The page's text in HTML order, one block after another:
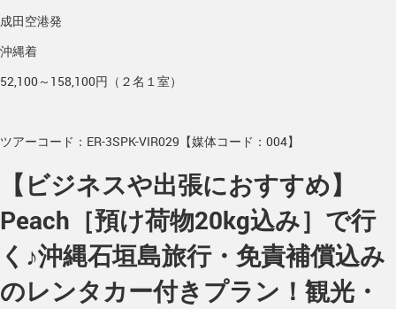
成田空港発
沖縄着
52,100～158,100円（２名１室）
ツアーコード：ER-3SPK-VIR029【媒体コード：004】
【ビジネスや出張におすすめ】
Peach［預け荷物20kg込み］で行
く♪沖縄石垣島旅行・免責補償込み
のレンタカー付きプラン！観光・